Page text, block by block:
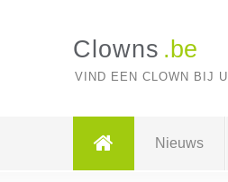
Clowns .be
VIND EEN CLOWN BIJ
Nieuws